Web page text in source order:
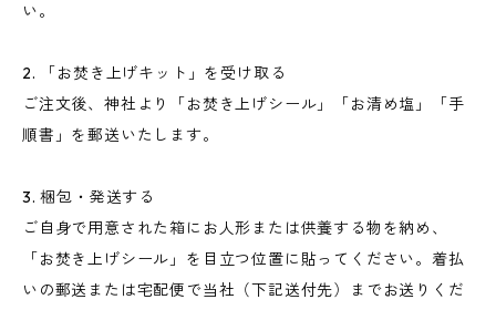
い。
2. 「お焚き上げキット」を受け取る
ご注文後、神社より「お焚き上げシール」「お清め塩」「手
順書」を郵送いたします。
3. 梱包・発送する
ご自身で用意された箱にお人形または供養する物を納め、
「お焚き上げシール」を目立つ位置に貼ってください。着払
いの郵送または宅配便で当社（下記送付先）までお送りくだ